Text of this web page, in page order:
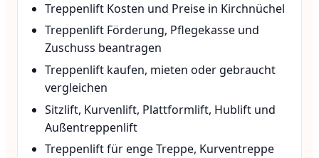
Treppenlift Kosten und Preise in Kirchnüchel
Treppenlift Förderung, Pflegekasse und
Zuschuss beantragen
Treppenlift kaufen, mieten oder gebraucht
vergleichen
Sitzlift, Kurvenlift, Plattformlift, Hublift und
Außentreppenlift
Treppenlift für enge Treppe, Kurventreppe